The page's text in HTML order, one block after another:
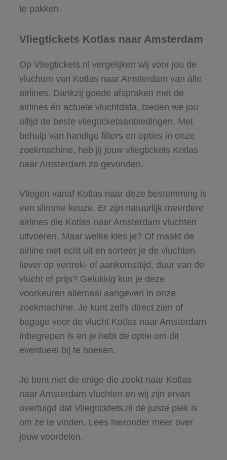
te pakken.
Vliegtickets Kotlas naar Amsterdam
Op Vliegtickets.nl vergelijken wij voor jou de
vluchten van Kotlas naar Amsterdam van álle
airlines. Dankzij goede afspraken met de
airlines én actuele vluchtdata, bieden we jou
altijd de beste vliegticketaanbiedingen. Met
behulp van handige filters en opties in onze
zoekmachine, heb jij jouw vliegtickets Kotlas
naar Amsterdam zo gevonden.
Vliegen vanaf Kotlas naar deze bestemming is
een slimme keuze. Er zijn natuurlijk meerdere
airlines die Kotlas naar Amsterdam vluchten
uitvoeren. Maar welke kies je? Of maakt de
airline niet echt uit en sorteer je de vluchten
liever op vertrek- of aankomsttijd, duur van de
vlucht of prijs? Gelukkig kun je deze
voorkeuren allemaal aangeven in onze
zoekmachine. Je kunt zelfs direct zien of
bagage voor de vlucht Kotlas naar Amsterdam
inbegrepen is en je hebt de optie om dit
eventueel bij te boeken.
Je bent niet de enige die zoekt naar Kotlas
naar Amsterdam vluchten en wij zijn ervan
overtuigd dat Vliegticktets.nl dé juiste plek is
om ze te vinden. Lees hieronder meer over
jouw voordelen.